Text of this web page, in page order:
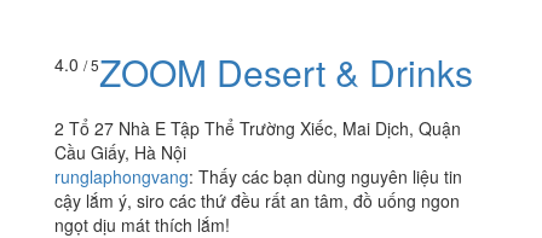
4.0 / 5ZOOM Desert & Drinks
2 Tổ 27 Nhà E Tập Thể Trường Xiếc, Mai Dịch, Quận
Cầu Giấy, Hà Nội
runglaphongvang: Thấy các bạn dùng nguyên liệu tin
cậy lắm ý, siro các thứ đều rất an tâm, đồ uống ngon
ngọt dịu mát thích lắm!